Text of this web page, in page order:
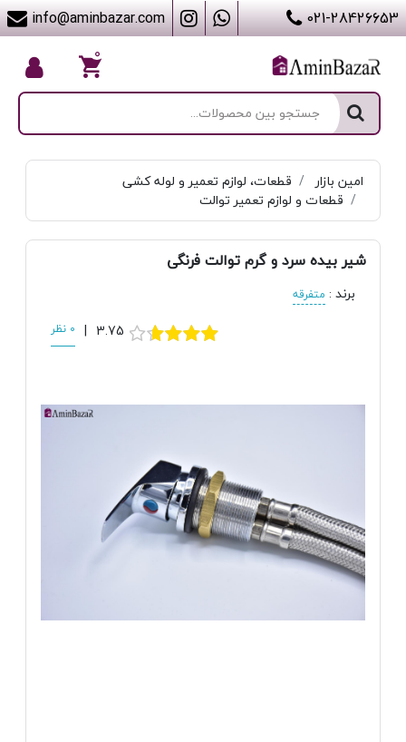
info@aminbazar.com 021-28426653
۰
امین بازار
قطعات، لوازم تعمیر و لوله کشی
قطعات و لوازم تعمیر توالت
شیر بیده سرد و گرم توالت فرنگی
برند : متفرقه
3.75
| 0 نظر